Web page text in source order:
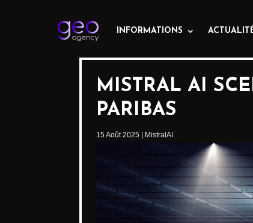
INFORMATIONS
MISTRAL AI
PARIBAS
15 Août 2025 MistralAI